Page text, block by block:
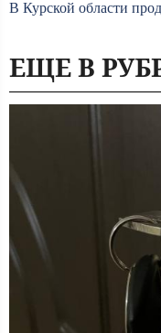
В Курской области
ЕЩЕ В